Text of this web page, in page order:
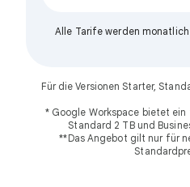
Alle Tarife werden
Für die Versionen Starter,
* Google Workspace bietet
Standard 2 TB und
**Das Angebot gilt nur für